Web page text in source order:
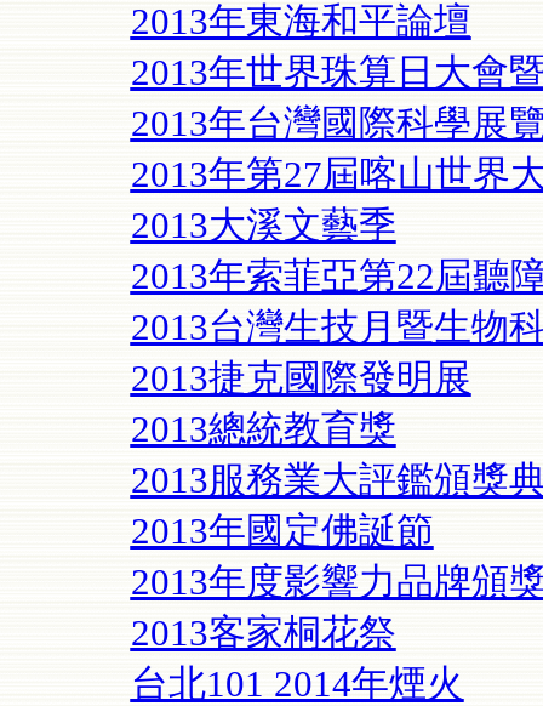
2013年東海和平論壇
2013年世界珠算日大會
2013年台灣國際科學展
2013年第27屆喀山世界
2013大溪文藝季
2013年索菲亞第22屆聽
2013台灣生技月暨生物
2013捷克國際發明展
2013總統教育獎
2013服務業大評鑑頒獎
2013年國定佛誕節
2013年度影響力品牌頒
2013客家桐花祭
台北101 2014年煙火